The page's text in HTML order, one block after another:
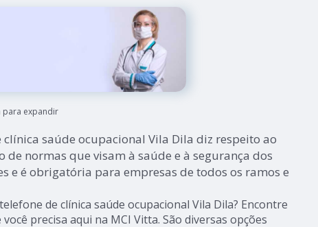
para expandir
clínica saúde ocupacional Vila Dila diz respeito ao
de normas que visam à saúde e à segurança dos
e é obrigatória para empresas de todos os ramos e
de clínica saúde ocupacional Vila Dila? Encontre
precisa aqui na MCI Vitta. São diversas opções